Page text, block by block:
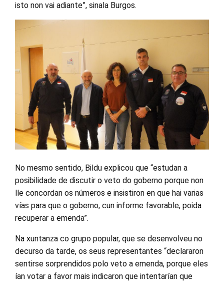
isto non vai adiante”, sinala Burgos.
No mesmo sentido, Bildu explicou que “estudan a
posibilidade de discutir o veto do goberno porque non
lle concordan os números e insistiron en que hai varias
vías para que o goberno, cun informe favorable, poida
recuperar a emenda”.
Na xuntanza co grupo popular, que se desenvolveu no
decurso da tarde, os seus representantes “declararon
sentirse sorprendidos polo veto a emenda, porque eles
ían votar a favor mais indicaron que intentarían que